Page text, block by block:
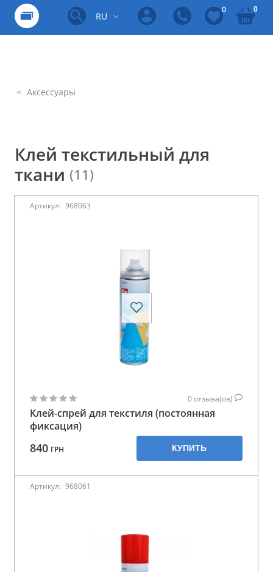
RU
0 0
Аксессуары
Клей текстильный для
ткани (11)
Артикул: 968063
0отзыва(ов)
Клей-спрей для текстиля (постоянная
фиксация)
840 ГРН КУПИТЬ
Артикул: 968061